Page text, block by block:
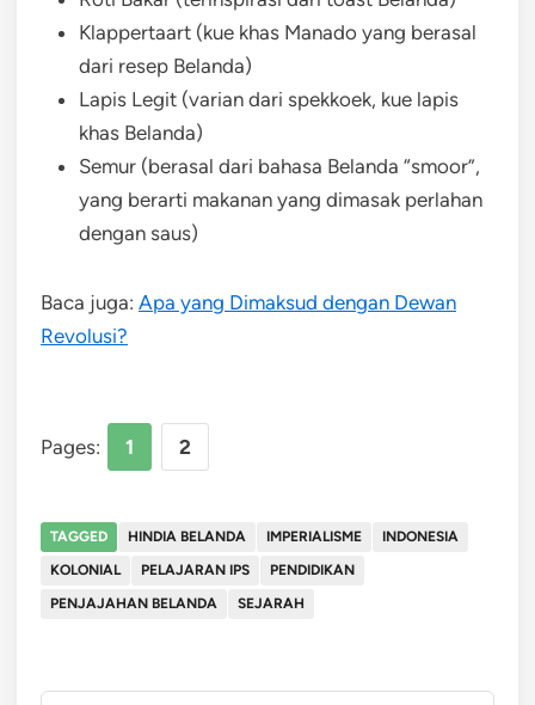
Klappertaart (kue khas Manado yang berasal
dari resep Belanda)
Lapis Legit (varian dari spekkoek, kue lapis
khas Belanda)
Semur (berasal dari bahasa Belanda “smoor”,
yang berarti makanan yang dimasak perlahan
dengan saus)
Baca juga: Apa yang Dimaksud dengan Dewan
Revolusi?
Pages: 1 2
TAGGED HINDIA BELANDA IMPERIALISME
INDONESIA
KOLONIAL
PELAJARAN IPS
PENDIDIKAN
PENJAJAHAN BELANDA
SEJARAH